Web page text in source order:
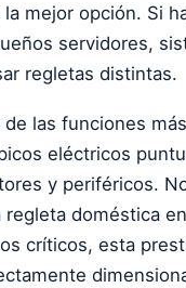
mejor opción. Si
servidores,
regletas distintas.
las funciones
eléctricos
y periféricos.
doméstica
críticos, esta